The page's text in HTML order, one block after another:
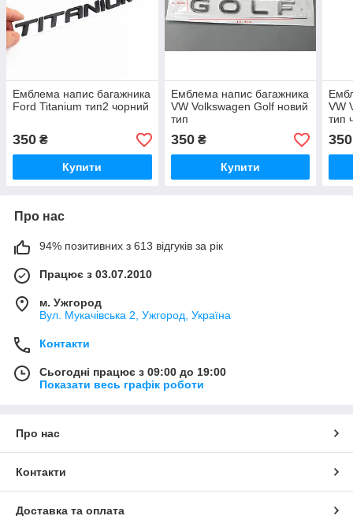
Емблема напис багажника
Ford Titanium тип2 чорний
350 ₴
Купити
Емблема напис багажника
VW Volkswagen Golf новий
тип
350₴
Купити
VW
тип
350
Про нас
94% позитивних з 613 відгуків за рік
Працює з 03.07.2010
м. Ужгород
Вул. Мукачівська 2, Ужгород, Україна
Контакти
Сьогодні працює з 09:00 до 19:00
Показати весь графік роботи
Про нас
Контакти
Доставка та оплата